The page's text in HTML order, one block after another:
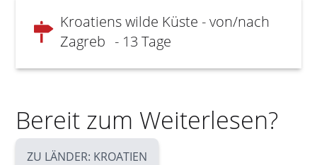
Kroatiens wilde Küste - von/nach
Zagreb - 13 Tage
Bereit zum Weiterlesen?
ZU LÄNDER: KROATIEN